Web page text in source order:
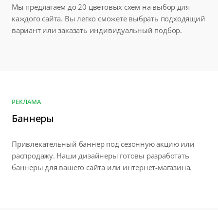
Мы предлагаем до 20 цветовых схем на выбор для
каждого сайта. Вы легко сможете выбрать подходящий
вариант или заказать индивидуальный подбор.
РЕКЛАМА
Баннеры
Привлекательный баннер под сезонную акцию или
распродажу. Наши дизайнеры готовы разработать
баннеры для вашего сайта или интернет-магазина.